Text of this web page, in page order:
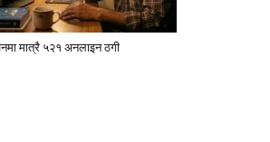
मात्रै ५२१ अनलाइन ठगी